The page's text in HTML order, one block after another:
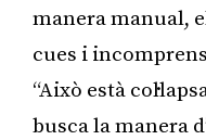
manera manual,
cues i
“Això està
busca la manera